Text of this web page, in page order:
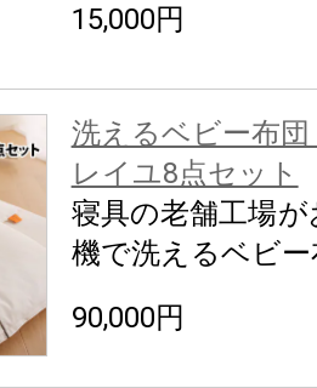
15,000円
洗えるベビー布
レイユ8点セット
寝具の老舗工場
機で洗えるベビ
90,000円